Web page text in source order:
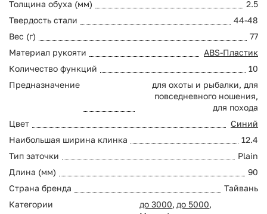
Толщина обуха (мм)
2.5
Твердость стали
44-48
Вес (г)
77
Материал рукояти
ABS-Пластик
Количество функций
10
Предназначение
для охоты и рыбалки, для
повседневного ношения,
для похода
Цвет
Синий
Наибольшая ширина клинка
12.4
Тип заточки
Plain
Длина (мм)
90
Страна бренда
Тайвань
Категории
до 3000, до 5000,